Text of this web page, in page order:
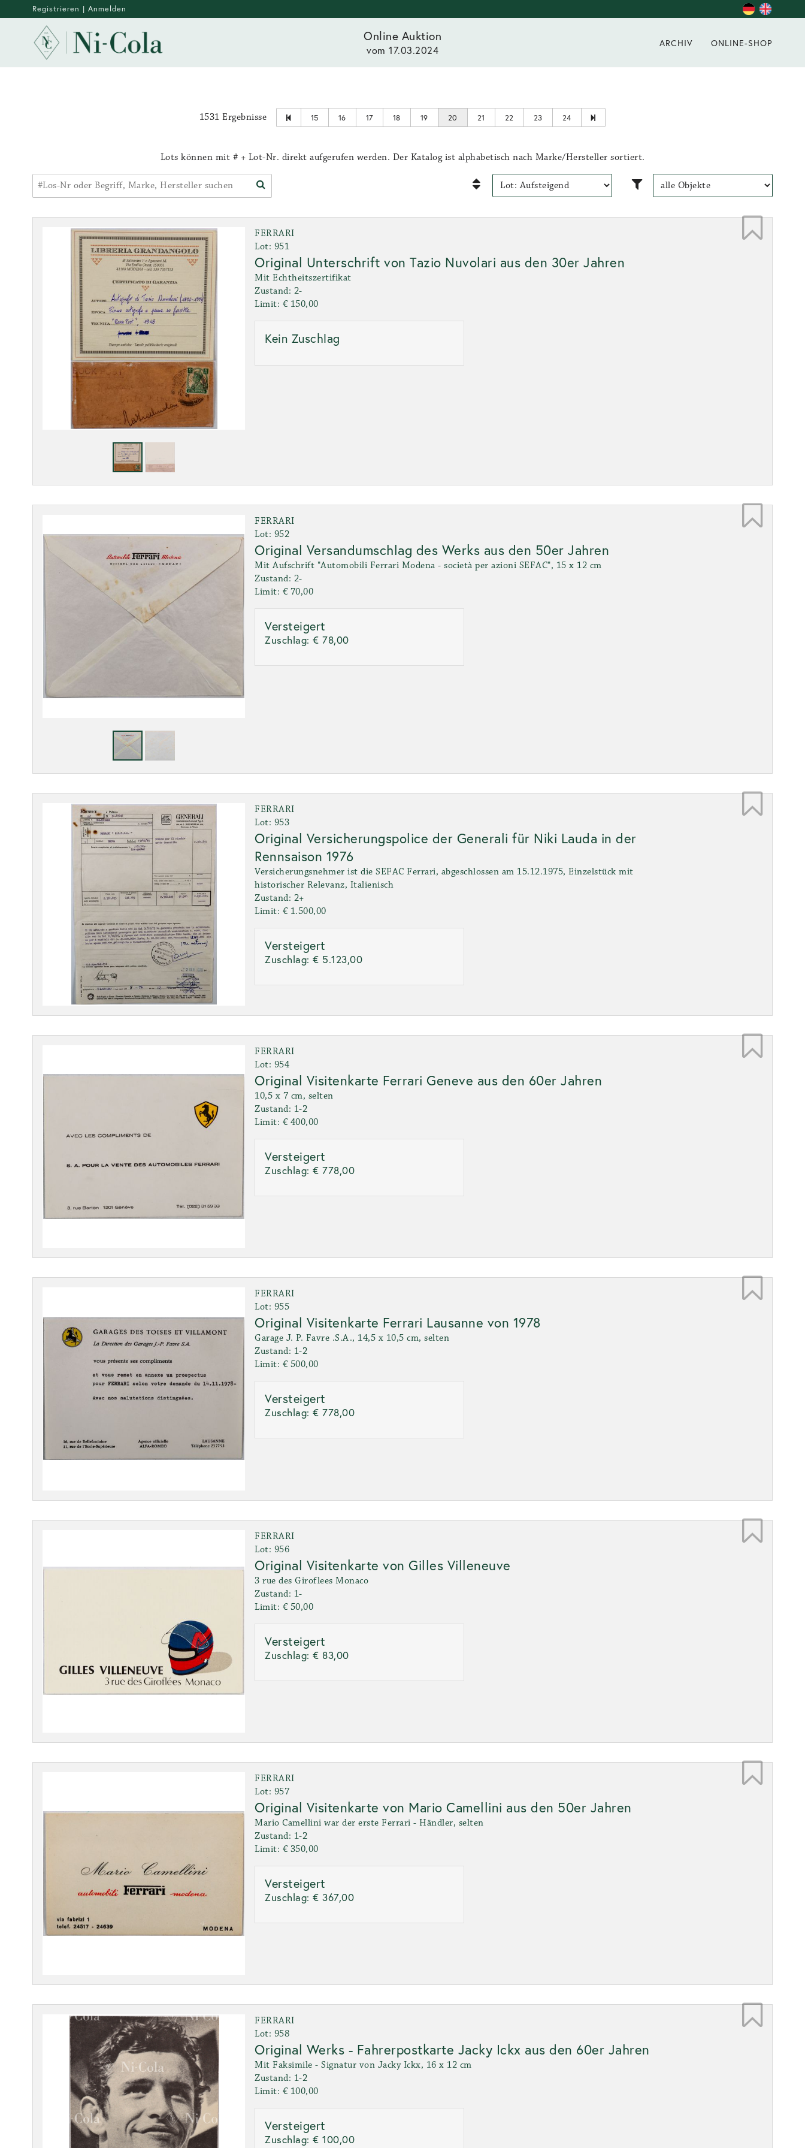
Registrieren | Anmelden
Online Auktion
vom 17.03.2024
ARCHIV ONLINE-SHOP
1531 Ergebnisse 15 16 17 18 19 20 21 22 23 24
Lots können mit # + Lot-Nr. direkt aufgerufen werden. Der Katalog ist alphabetisch nach Marke/Hersteller sortiert.
FERRARI
Lot: 951
Original Unterschrift von Tazio Nuvolari aus den 30er Jahren
Mit Echtheitszertifikat
Zustand: 2-
Limit: € 150,00
Kein Zuschlag
FERRARI
Lot: 952
Original Versandumschlag des Werks aus den 50er Jahren
Mit Aufschrift "Automobili Ferrari Modena - società per azioni SEFAC", 15 x 12 cm
Zustand: 2-
Limit: € 70,00
Versteigert
Zuschlag:€ 78,00
FERRARI
Lot: 953
Original Versicherungspolice der Generali für Niki Lauda in der
Rennsaison 1976
Versicherungsnehmer ist die SEFAC Ferrari, abgeschlossen am 15.12.1975, Einzelstück mit
historischer Relevanz, Italienisch
Zustand: 2+
Limit: € 1.500,00
Versteigert
Zuschlag:€ 5.123,00
FERRARI
Lot: 954
Original Visitenkarte Ferrari Geneve aus den 60er Jahren
10,5 x 7 cm, selten
Zustand: 1-2
Limit: € 400,00
Versteigert
Zuschlag:€ 778,00
FERRARI
Lot: 955
Original Visitenkarte Ferrari Lausanne von 1978
Garage J. P. Favre .S.A., 14,5 x 10,5 cm, selten
Zustand: 1-2
Limit: € 500,00
Versteigert
Zuschlag:€ 778,00
FERRARI
Lot: 956
Original Visitenkarte von Gilles Villeneuve
3 rue des Giroflees Monaco
Zustand: 1-
Limit: € 50,00
Versteigert
Zuschlag:€ 83,00
FERRARI
Lot: 957
Original Visitenkarte von Mario Camellini aus den 50er Jahren
Mario Camellini war der erste Ferrari - Händler, selten
Zustand: 1-2
Limit: € 350,00
Versteigert
Zuschlag:€ 367,00
FERRARI
Lot: 958
Original Werks - Fahrerpostkarte Jacky Ickx aus den 60er Jahren
Mit Faksimile - Signatur von Jacky Ickx, 16 x 12 cm
Zustand: 1-2
Limit: € 100,00
Versteigert
Zuschlag:€ 100,00